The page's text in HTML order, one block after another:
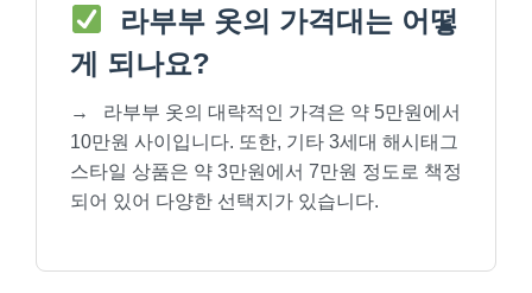
라부부 옷의 가격대는 어떻
게 되나요?
→
라부부 옷의 대략적인 가격은 약 5만원에서
10만원 사이입니다. 또한, 기타 3세대 해시태그
스타일 상품은 약 3만원에서 7만원 정도로 책정
되어 있어 다양한 선택지가 있습니다.